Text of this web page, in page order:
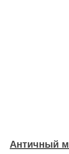
Античный